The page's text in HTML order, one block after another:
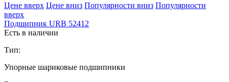
Ценe вверх Ценe вниз Популярности вниз Популярности
вверх
Подшипник URB 52412
Есть в наличии
Тип:
Упорные шариковые подшипники